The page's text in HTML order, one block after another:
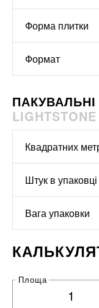
Форма плитки
Формат
ПАКУВАЛЬНІ
Квадратних
Штук в упаковці
Вага упаковки
Площа